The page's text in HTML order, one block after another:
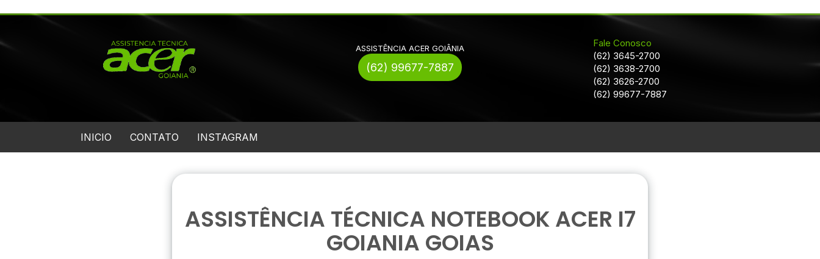
ASSISTÊNCIA ACER GOIÂNIA
(62) 99677-7887
Fale Conosco
(62) 3645-2700
(62) 3638-2700
(62) 3626-2700
(62) 99677-7887
INICIO CONTATO INSTAGRAM
ASSISTÊNCIA TÉCNICA NOTEBOOK ACER I7
GOIANIA GOIAS